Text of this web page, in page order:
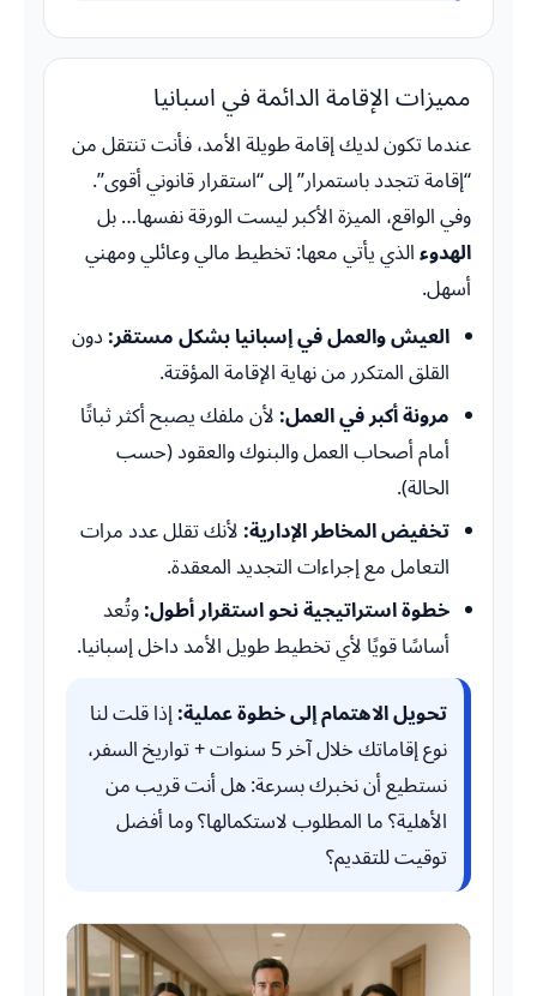
مميزات الإقامة الدائمة في اسبانيا
عندما تكون لديك إقامة طويلة الأمد، فأنت تنتقل من
“إقامة تتجدد باستمرار” إلى “استقرار قانوني أقوى”.
وفي الواقع، الميزة الأكبر ليست الورقة نفسها… بل
الهدوء الذي يأتي معها: تخطيط مالي وعائلي ومهني
أسهل.
العيش والعمل في إسبانيا بشكل مستقر: دون
القلق المتكرر من نهاية الإقامة المؤقتة.
مرونة أكبر في العمل: لأن ملفك يصبح أكثر ثباتًا
أمام أصحاب العمل والبنوك والعقود (حسب
الحالة).
تخفيض المخاطر الإدارية: لأنك تقلل عدد مرات
التعامل مع إجراءات التجديد المعقدة.
خطوة استراتيجية نحو استقرار أطول: وتُعد
أساسًا قويًا لأي تخطيط طويل الأمد داخل إسبانيا.
تحويل الاهتمام إلى خطوة عملية: إذا قلت لنا
نوع إقاماتك خلال آخر 5 سنوات + تواريخ السفر،
نستطيع أن نخبرك بسرعة: هل أنت قريب من
الأهلية؟ ما المطلوب لاستكمالها؟ وما أفضل
توقيت للتقديم؟